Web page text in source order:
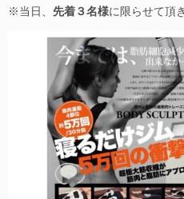
※当日、 先着３名様に限らせて頂